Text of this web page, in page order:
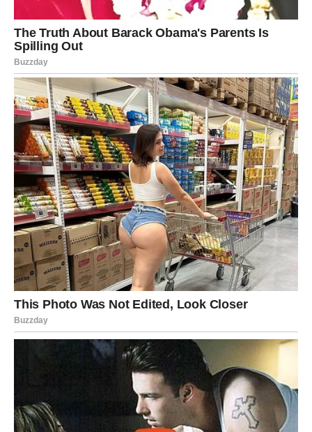
si se osjećao slomljeno.
Ali upravo te je to oblikovalo u osobu koja danas vidi
svijet drugačijim očima.
Sudbina ti sada donosi kraj jednog veoma teškog perioda.
Ono što te je dugo opterećivalo polako ostaje iza tebe.
Moguće je da ćeš uskoro donijeti važnu odluku koja će
promijeniti tvoju budućnost.
Za neke osobe koje su izabrale ovo pero slijedi putovanje
ili velika životna promjena.
Možda ćeš promijeniti posao, mjesto života ili način na
koji gledaš na ljubav i odnose.
U emotivnom smislu dolazi ti veoma snažan period.
Ako si slobodan, pred tobom je susret koji neće biti
slučajan.
Ta osoba može djelovati potpuno drugačije od svih koje
si ranije poznavao, ali upravo zato će probuditi nešto
Ako si u vezi, dolazi vrijeme istine.